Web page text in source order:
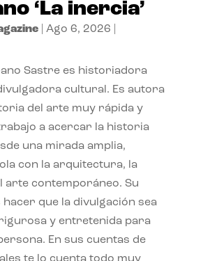
‘La inercia’
| Ago 6, 2026
Sastre es historiadora
cultural. Es autora
del arte muy rápida y
a acercar la historia
una mirada amplia,
con la arquitectura, la
arte contemporáneo. Su
hacer que la divulgación sea
y entretenida para
En sus cuentas de
te lo cuenta todo muy